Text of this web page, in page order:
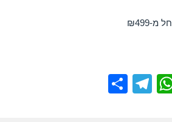
₪499
במלון לאונרדו פלאזה ים המלח – ים המלח 06/11/2018
W
T